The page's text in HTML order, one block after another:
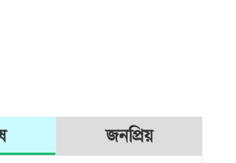
জনপ্রিয়